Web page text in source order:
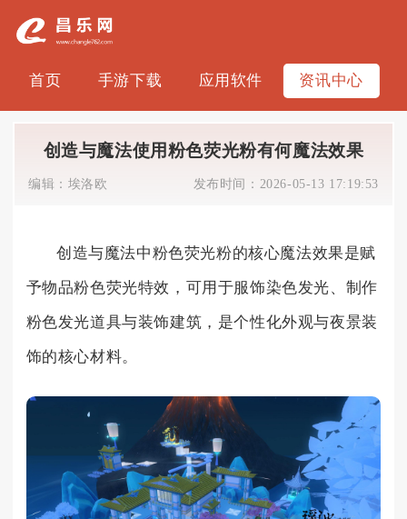
首页 手游下载 应用软件 资讯中心
创造与魔法使用粉色荧光粉有何魔法效果
编辑： 埃洛欧 发布时间： 2026-05-13 17:19:53
创造与魔法中粉色荧光粉的核心魔法效果是赋
予物品粉色荧光特效，可用于服饰染色发光、制作
粉色发光道具与装饰建筑，是个性化外观与夜景装
饰的核心材料。